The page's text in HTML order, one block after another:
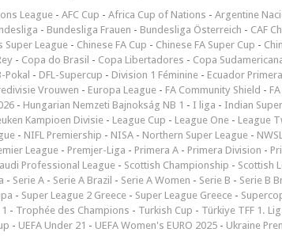
League - AFC Cup - Africa Cup of Nations - Argentine
- Bundesliga Frauen - Bundesliga Österreich - CAF
Super League - Chinese FA Cup - Chinese FA Super Cup -
- Copa do Brasil - Copa Libertadores - Copa
Pokal - DFL-Supercup - Division 1 Féminine - Ecuador
Vrouwen - Europa League - FA Community Shield -
- Hungarian Nemzeti Bajnokság NB 1 - I liga - Indian
Kampioen Divisie - League Cup - League One - League
- NIFL Premiership - NISA - Northern Super League -
League - Premjer-Liga - Primera A - Primera Division -
Professional League - Scottish Championship - Scottish
- Serie A - Serie A Brazil - Serie A Women - Serie B - Serie B
- Super League 2 Greece - Super League Greece -
- Trophée des Champions - Turkish Cup - Türkiye TFF 1. Lig
- UEFA Under 21 - UEFA Women's EURO 2025 - Ukraine